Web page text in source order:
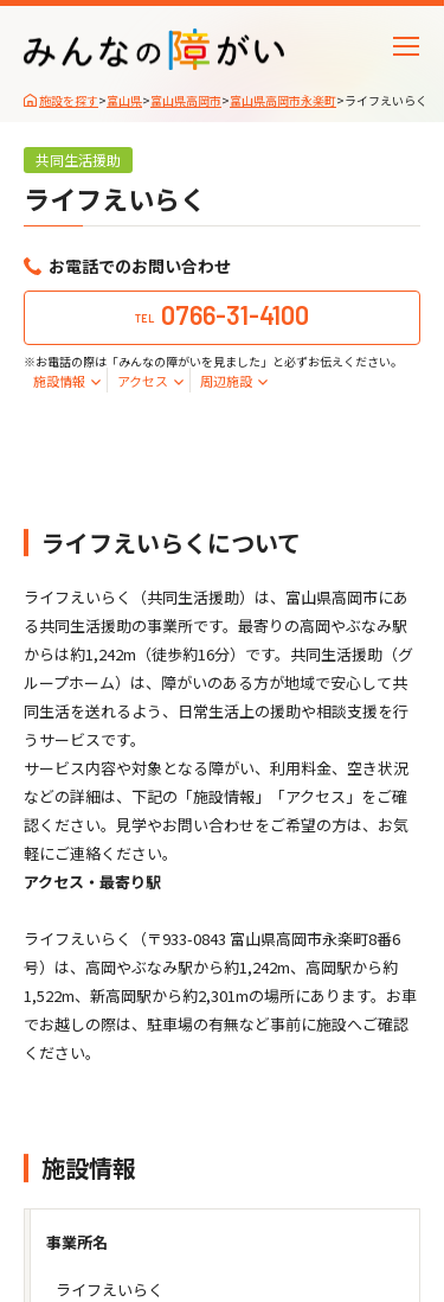
施設を探す>富山県>富山県高岡市>富山県高岡市永楽町>ライフえいらく
共同生活援助
ライフえいらく
お電話でのお問い合わせ
TEL 0766-31-4100
※お電話の際は「みんなの障がいを見ました」と必ずお伝えください。
施設情報 アクセス 周辺施設
ライフえいらくについて
ライフえいらく（共同生活援助）は、富山県高岡市にあ
る共同生活援助の事業所です。最寄りの高岡やぶなみ駅
からは約1,242m（徒歩約16分）です。共同生活援助（グ
ループホーム）は、障がいのある方が地域で安心して共
同生活を送れるよう、日常生活上の援助や相談支援を行
うサービスです。
サービス内容や対象となる障がい、利用料金、空き状況
などの詳細は、下記の「施設情報」「アクセス」をご確
認ください。見学やお問い合わせをご希望の方は、お気
軽にご連絡ください。
アクセス・最寄り駅
ライフえいらく（〒933-0843 富山県高岡市永楽町8番6
号）は、高岡やぶなみ駅から約1,242m、高岡駅から約
1,522m、新高岡駅から約2,301mの場所にあります。お車
でお越しの際は、駐車場の有無など事前に施設へご確認
ください。
施設情報
事業所名
ライフえいらく